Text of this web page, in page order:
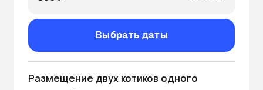
Выбрать даты
Размещение двух котиков одного